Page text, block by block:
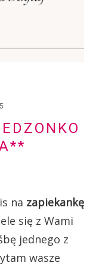
na zapiekankę
się z Wami
jednego z
wasze